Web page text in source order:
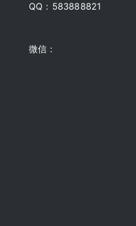
QQ：583888821
微信：